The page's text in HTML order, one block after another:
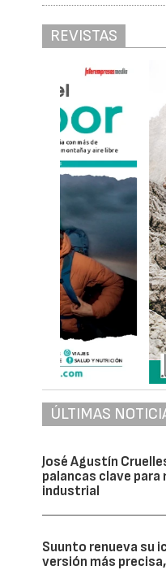
REVISTAS
ÚLTIMAS
José Agustín
palancas clave
industrial
Suunto renueva su
versión más